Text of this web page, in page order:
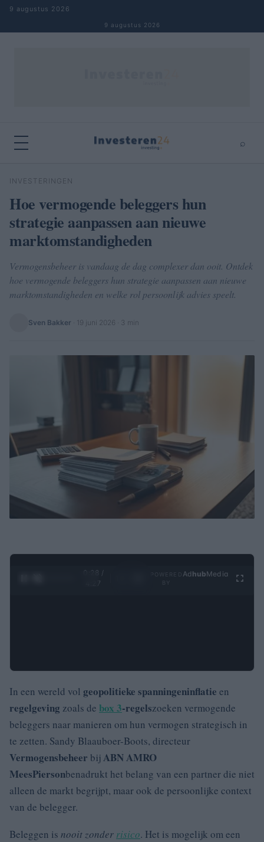
Naar inhoud springen
9 augustus 2026
9 augustus 2026
⌕
Zoeken
INVESTERINGEN
Hoe vermogende beleggers hun
strategie aanpassen aan nieuwe
marktomstandigheden
Vermogensbeheer is vandaag de dag complexer dan ooit. Ontdek
hoe vermogende beleggers hun strategie aanpassen aan nieuwe
marktomstandigheden en welke rol persoonlijk advies speelt.
Sven Bakker 19 juni 2026 · 3 min
0:29 /
4:27
Ad hubMedia
In een wereld vol geopolitieke spanningeninflatie en
regelgeving zoals de box 3-regelszoeken vermogende
beleggers naar manieren om hun vermogen strategisch in
te zetten. Sandy Blaauboer-Boots, directeur
Vermogensbeheer bijABN AMRO
MeesPiersonbenadrukt het belang van een partner die niet
alleen de markt begrijpt, maar ook de persoonlijke context
van de belegger.
Beleggen is nooit zonder risico. Het is mogelijk om een